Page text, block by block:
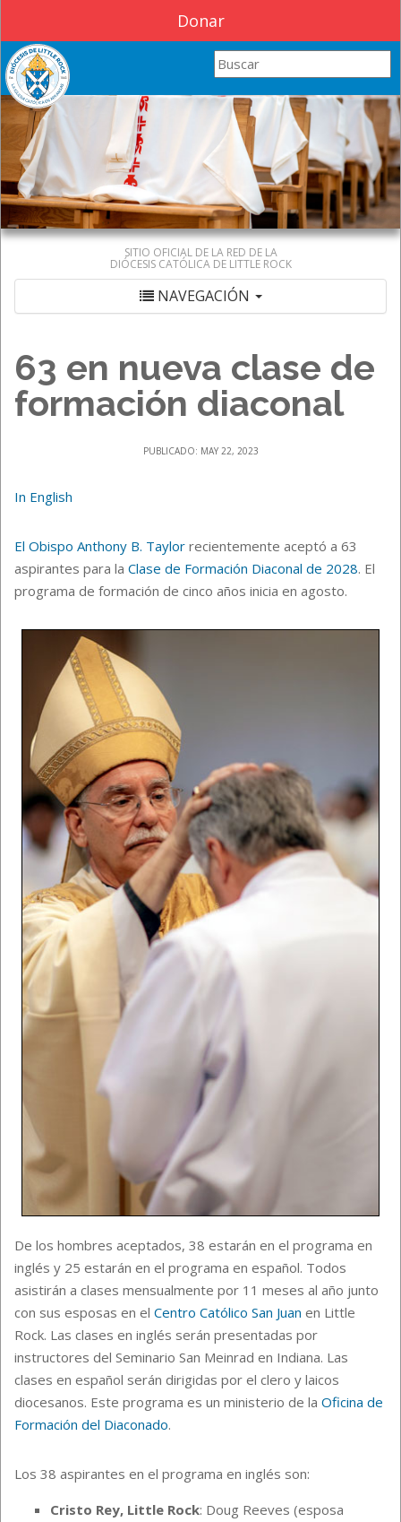
Donar
Search this site
SITIO OFICIAL DE LA RED DE LA
DIÓCESIS CATÓLICA DE LITTLE ROCK
NAVEGACIÓN
63 en nueva clase de
formación diaconal
PUBLICADO: MAY 22, 2023
In English
El Obispo Anthony B. Taylor recientemente aceptó a 63
aspirantes para la Clase de Formación Diaconal de 2028. El
programa de formación de cinco años inicia en agosto.
De los hombres aceptados, 38 estarán en el programa en
inglés y 25 estarán en el programa en español. Todos
asistirán a clases mensualmente por 11 meses al año junto
con sus esposas en el Centro Católico San Juan en Little
Rock. Las clases en inglés serán presentadas por
instructores del Seminario San Meinrad en Indiana. Las
clases en español serán dirigidas por el clero y laicos
diocesanos. Este programa es un ministerio de la Oficina de
Formación del Diaconado.
Los 38 aspirantes en el programa en inglés son:
Cristo Rey, Little Rock: Doug Reeves (esposa